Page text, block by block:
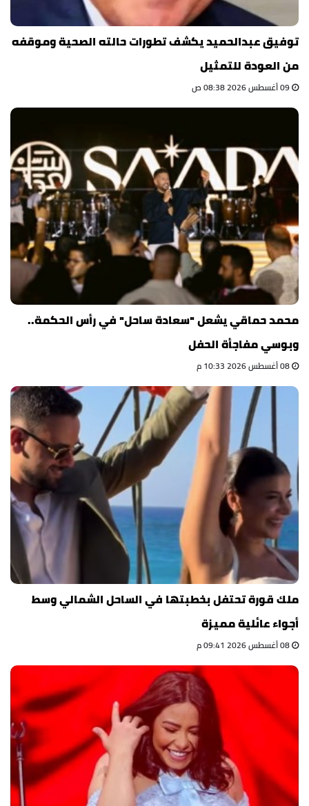
توفيق عبدالحميد يكشف تطورات حالته الصحية وموقفه
من العودة للتمثيل
محمد حماقي يشعل "سعادة ساحل" في رأس الحكمة..
وبوسي مفاجأة الحفل
ملك قورة تحتفل بخطبتها في الساحل الشمالي وسط
أجواء عائلية مميزة